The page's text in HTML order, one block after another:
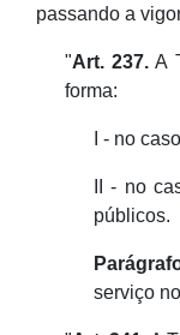
passando a
"Art. 237. A
forma:
I - no
II - no
públicos.
serviço